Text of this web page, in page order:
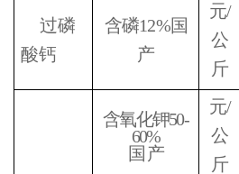
过磷
酸钙
含磷12%国
产
元/
公
斤
含氧化钾50-
60%
国 产
元/
公
斤